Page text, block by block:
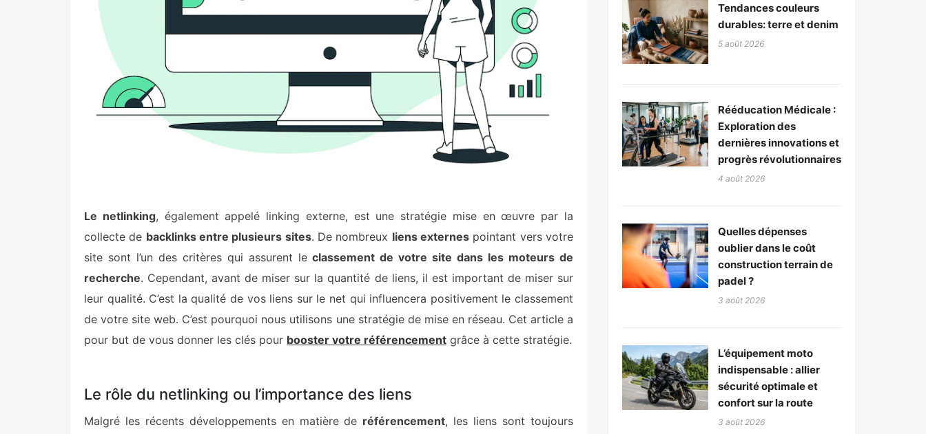
Le netlinking, également appelé linking externe, est une stratégie mise en œuvre par la
collecte de backlinks entre plusieurs sites. De nombreux liens externes pointant vers votre
site sont l’un des critères qui assurent leclassement de votre site dans les moteurs de
recherche. Cependant, avant de miser sur la quantité de liens, il est important de miser sur
leur qualité. C’est la qualité de vos liens sur le net qui influencera positivement le classement
de votre site web. C’est pourquoi nous utilisons une stratégie de mise en réseau. Cet article a
pour but de vous donner les clés pour booster votre référencement grâce à cette stratégie.
Le rôle du netlinking ou l’importance des liens
Malgré les récents développements en matière de référencement, les liens sont toujours
Tendances couleurs
durables: terre et denim
5 août 2026
Rééducation Médicale :
Exploration des
dernières innovations et
progrès révolutionnaires
4 août 2026
Quelles dépenses
oublier dans le coût
construction terrain de
padel ?
3 août 2026
L’équipement moto
indispensable : allier
sécurité optimale et
confort sur la route
3 août 2026